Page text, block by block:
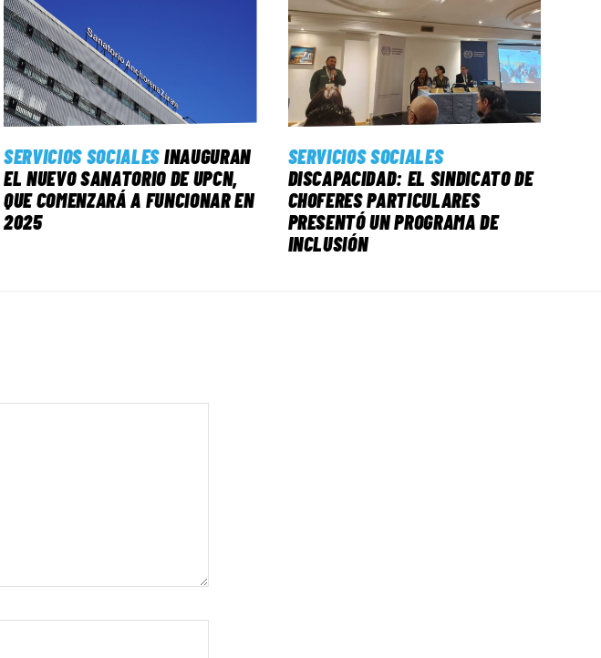
SERVICIOS SOCIALESINAUGURAN
EL NUEVO SANATORIO DE UPCN,
QUE COMENZARÁ A FUNCIONAR EN
2025
SERVICIOS SOCIALES
DISCAPACIDAD: EL SINDICATO DE
CHOFERES PARTICULARES
PRESENTÓ UN PROGRAMA DE
INCLUSIÓN